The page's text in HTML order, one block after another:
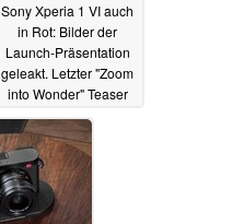
Sony Xperia 1 VI auch
in Rot: Bilder der
Launch-Präsentation
geleakt. Letzter "Zoom
into Wonder" Teaser
14.05.2024